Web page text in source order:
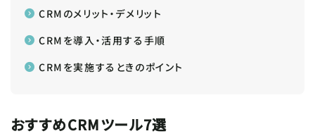
CRMのメリット・デメリット
CRMを導入・活用する手順
CRMを実施するときのポイント
おすすめCRMツール7選